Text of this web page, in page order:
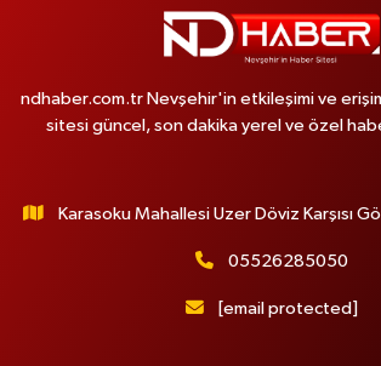
ndhaber.com.tr Nevşehir'in etkileşimi ve
sitesi güncel, son dakika yerel ve özel
Karasoku Mahallesi Uzer Döviz Karşısı
05526285050
[email protected]